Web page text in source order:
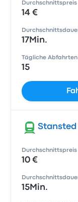
Durchschnittspreis
14 €
17Min.
Tägliche Abfahrten
15
Stansted
Durchschnittspreis
10 €
15Min.